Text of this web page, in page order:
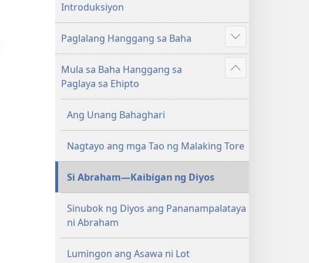
ng
mga
Kuwento
Bibliya
Introduksiyon
Paglalang Hanggang sa Baha
Ipakita
ang
iba
Mula sa Baha Hanggang sa
Paglaya sa Ehipto
Ipakita
iba
Ang Unang Bahaghari
Nagtayo ang mga Tao ng Malaking Tore
Si Abraham—Kaibigan ng Diyos
Sinubok ng Diyos ang Pananampalataya
ni Abraham
Lumingon ang Asawa ni Lot